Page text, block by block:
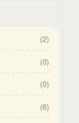
(2)
(0)
(0)
(6)